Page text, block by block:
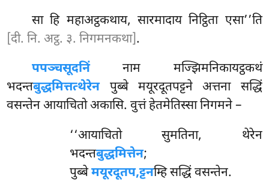
सा हि महाअट्ठकथाय, सारमादाय निट्ठिता एसा’’ति
[दी. नि. अट्ठ. ३. निगमनकथा] .
पपञ्चसूदनिंनाम मज्झिमनिकायट्ठकथं
भदन्तबुद्धमित्तत्थेरेनपुब्बे मयूरदूतपट्टने अत्तना सद्धिं
वसन्तेन आयाचितो अकासि. वुत्तं हेतमेतिस्सा निगमने –
‘‘आयाचितो सुमतिना, थेरेन
भदन्तबुद्धमित्तेन;
पुब्बेमयूरदूतप,ट्टनम्हि सद्धिं वसन्तेन.